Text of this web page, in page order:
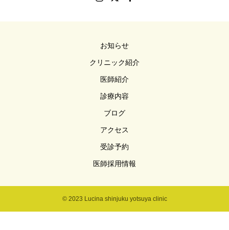
お知らせ
クリニック紹介
医師紹介
診療内容
ブログ
アクセス
受診予約
医師採用情報
© 2023 Lucina shinjuku yotsuya clinic